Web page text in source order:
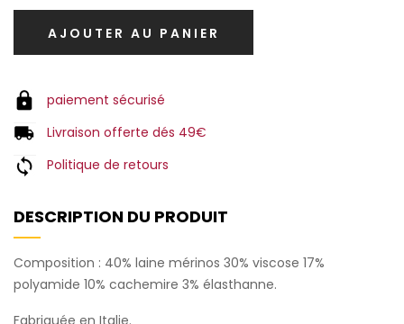
AJOUTER AU PANIER
paiement sécurisé
Livraison offerte dés 49€
Politique de retours
DESCRIPTION DU PRODUIT
Composition : 40% laine mérinos 30% viscose 17%
polyamide 10% cachemire 3% élasthanne.